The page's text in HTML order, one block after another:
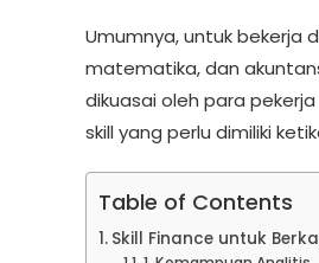
Umumnya, untuk bekerja
matematika, dan
dikuasai oleh para
skill yang perlu dimiliki
Table of Contents
Skill Finance untuk